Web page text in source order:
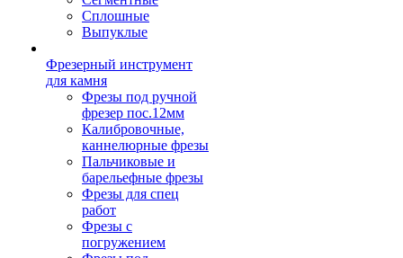
Сплошные
Выпуклые
Фрезерный инструмент
для камня
Фрезы под ручной
фрезер пос.12мм
Калибровочные,
каннелюрные фрезы
Пальчиковые и
барельефные фрезы
Фрезы для спец
работ
Фрезы с
погружением